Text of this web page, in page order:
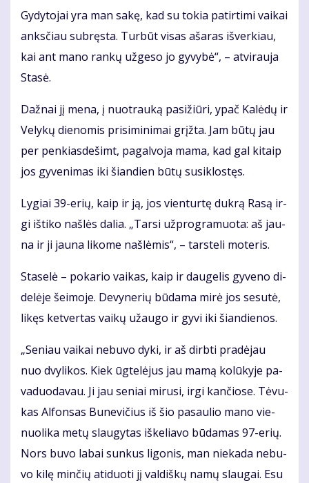
Gy­dy­to­jai yra man sa­kę, kad su to­kia pa­tir­ti­mi vai­kai
anks­čiau su­bręs­ta. Tur­būt vi­sas aša­ras iš­ver­kiau,
kai ant ma­no ran­kų už­ge­so jo gy­vy­bė“, – at­vi­rau­ja
Sta­sė.
Daž­nai jį me­na, į nuo­trau­ką pa­si­žiū­ri, ypač Ka­lė­dų ir
Ve­ly­kų die­no­mis pri­si­mi­ni­mai grįž­ta. Jam bū­tų jau
per pen­kias­de­šimt, pa­gal­vo­ja ma­ma, kad gal ki­taip
jos gy­ve­ni­mas iki šian­dien bū­tų su­si­klos­tęs.
Ly­giai 39-erių, kaip ir ją, jos vien­tur­tę duk­rą Ra­są ir­
gi iš­ti­ko naš­lės da­lia. „Tar­si už­prog­ra­muo­ta: aš jau­
na ir ji jau­na li­ko­me naš­lė­mis“, – tars­te­li mo­te­ris.
Sta­se­lė – po­ka­rio vai­kas, kaip ir dau­ge­lis gy­ve­no di­
de­lė­je šei­mo­je. De­vy­ne­rių bū­da­ma mi­rė jos se­su­tė,
li­kęs ket­ver­tas vai­kų už­au­go ir gy­vi iki šian­die­nos.
„Se­niau vai­kai ne­bu­vo dy­ki, ir aš dirb­ti pra­dė­jau
nuo dvy­li­kos. Kiek ūg­te­lė­jus jau ma­mą ko­lū­ky­je pa­
va­duo­da­vau. Ji jau se­niai mi­ru­si, ir­gi kan­čio­se. Tė­vu­
kas Al­fon­sas Bu­ne­vi­čius iš šio pa­sau­lio ma­no vie­
nuo­li­ka me­tų slau­gy­tas iš­ke­lia­vo bū­da­mas 97-erių.
Nors bu­vo la­bai sun­kus li­go­nis, man nie­ka­da ne­bu­
vo ki­lę min­čių ati­duo­ti jį val­diš­kų na­mų slau­gai. Esu